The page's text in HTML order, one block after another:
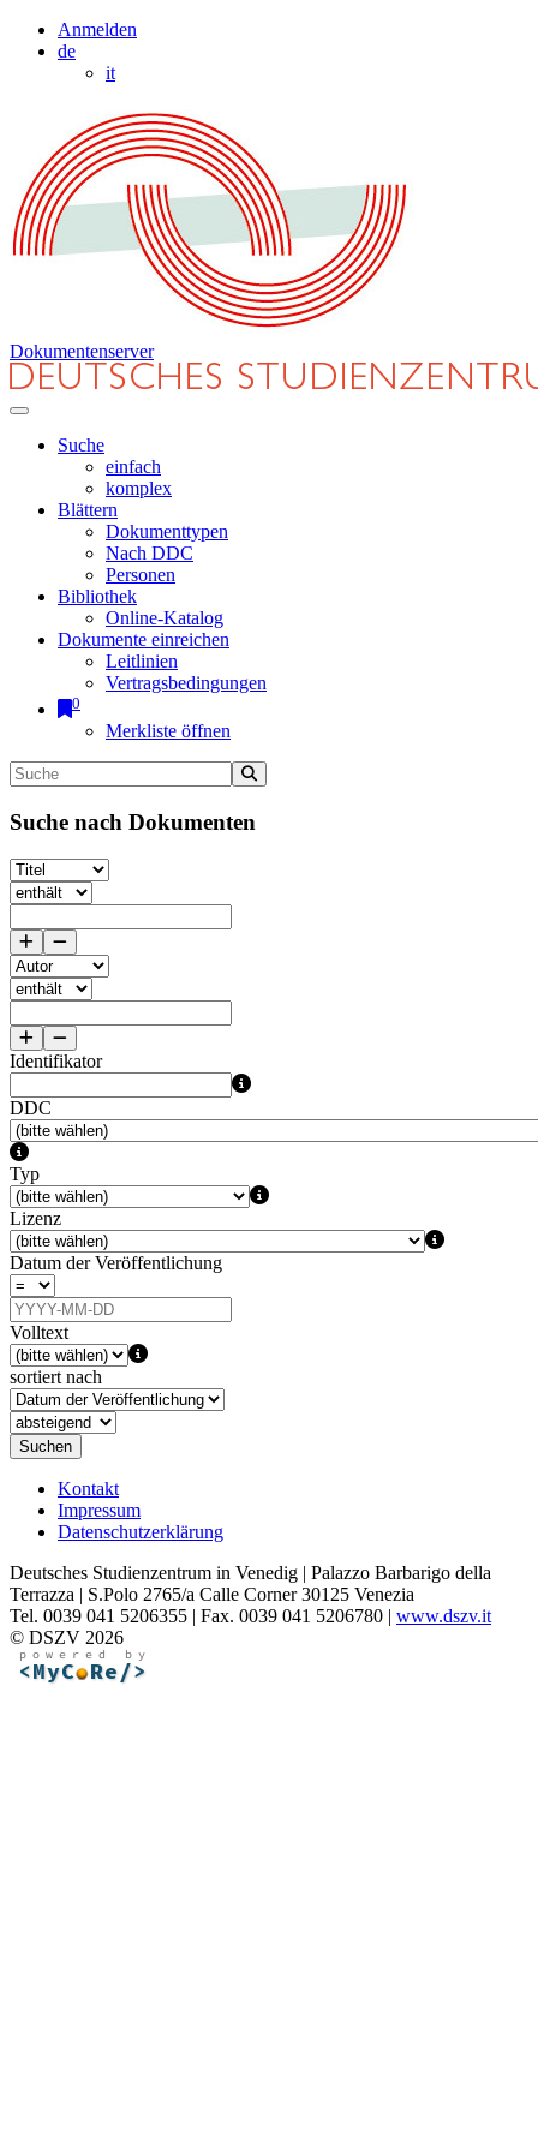
Anmelden
de
it
Dokumentenserver
Suche
einfach
komplex
Blättern
Dokumenttypen
Nach DDC
Personen
Bibliothek
Online-Katalog
Dokumente einreichen
Leitlinien
Vertragsbedingungen
0
Merkliste öffnen
Suche nach Dokumenten
Identifikator
DDC
Typ
Lizenz
Datum der Veröffentlichung
Volltext
sortiert nach
Suchen
Kontakt
Impressum
Datenschutzerklärung
Deutsches Studienzentrum in Venedig | Palazzo Barbarigo della
Terrazza | S.Polo 2765/a Calle Corner 30125 Venezia
Tel. 0039 041 5206355 | Fax. 0039 041 5206780 | www.dszv.it
© DSZV 2026